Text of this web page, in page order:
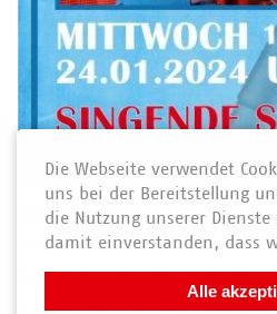
AWO News vom 23.
Die vielseitige Künstlerin Rosi
ihre einzigartigen
Die Webseite verwendet
uns bei der Bereitstellung
die Nutzung unserer Dienste
damit einverstanden, dass
Alle